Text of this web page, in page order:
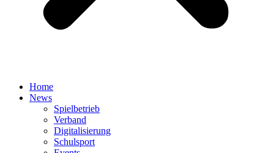
Home
News
Spielbetrieb
Verband
Digitalisierung
Schulsport